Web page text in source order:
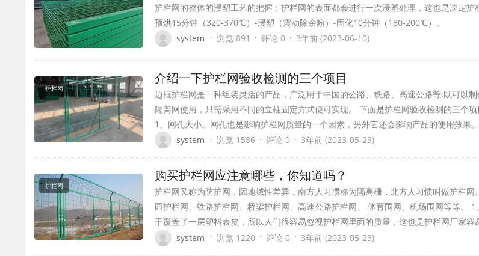
护栏网的整体的浸塑工艺的把握：护栏网的表面都会进行一次浸塑处理，这也是决定护
预烘15分钟（320-370℃）-浸塑（震动除余粉）-固化10分钟（180-200℃）。
system · 浏览 891 · 评论 0 · 3年前 (2023-06-10)
护栏网
介绍一下护栏网验收检测的三个项目
边框护栏网是一种组装灵活的产品，广泛用于中国的公路、铁路、高速公路等;既可以
隔离网使用，只需采用不同的立柱固定方式便可实现。 下面是护栏网验收检测的三个
1、网孔大小。网孔也是影响护栏网质量的一个因素，另外它还会影响产品的使用效果
system · 浏览 1586 · 评论 0 · 3年前 (2023-05-23)
护栏网
购买护栏网应注意哪些，你知道吗？
护栏网又称为防护网，因地域性差异，南方人习惯称为隔离栅，北方人习惯叫做护栏网
园护栏网、铁路护栏网、桥梁护栏网、高速公路护栏网、 体育围网、机场围网等等。 1
于覆盖了一层塑料表皮，所以人们很容易忽视护栏网里面的质量，这也是护栏网厂家容
system · 浏览 1220 · 评论 0 · 3年前 (2023-05-23)